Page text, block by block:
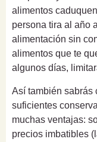
alimentos
persona tira al año
alimentación sin
alimentos que te
algunos días,
Así también sabrás
suficientes
muchas ventajas:
precios imbatibles